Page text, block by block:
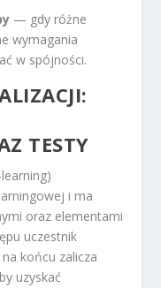
— gdy różne
wymagania
w spójności.
TESTY
i ma
oraz elementami
uczestnik
końcu zalicza
uzyskać